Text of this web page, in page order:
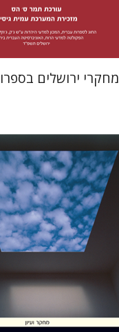
$42
$38
מחקרי ירושלים
אריאל זינדר